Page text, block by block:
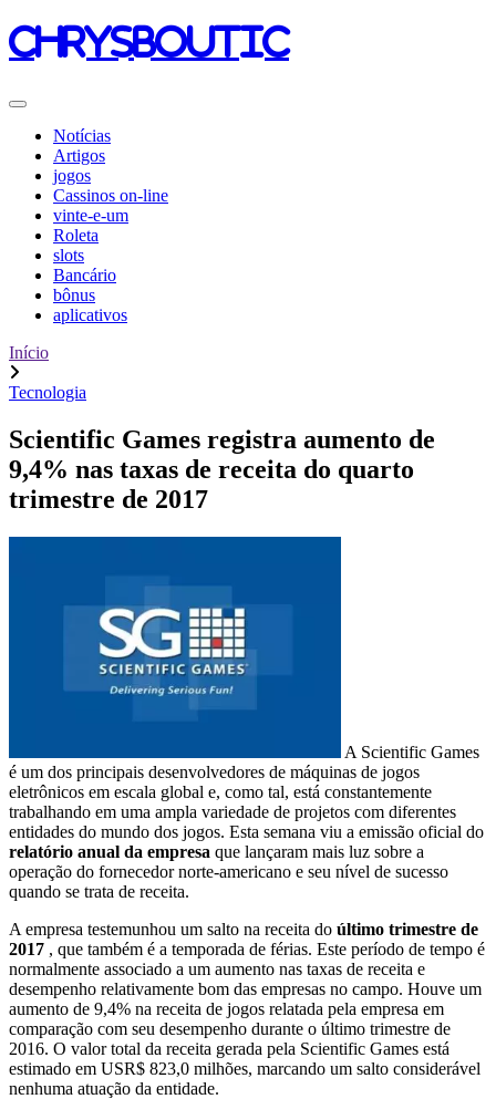
chrysboutic
Notícias
Artigos
jogos
Cassinos on-line
vinte-e-um
Roleta
slots
Bancário
bônus
aplicativos
Início
Tecnologia
Scientific Games registra aumento de
9,4% nas taxas de receita do quarto
trimestre de 2017
A Scientific Games
é um dos principais desenvolvedores de máquinas de jogos
eletrônicos em escala global e, como tal, está constantemente
trabalhando em uma ampla variedade de projetos com diferentes
entidades do mundo dos jogos. Esta semana viu a emissão oficial do
relatório anual da empresa que lançaram mais luz sobre a
operação do fornecedor norte-americano e seu nível de sucesso
quando se trata de receita.
A empresa testemunhou um salto na receita do último trimestre de
2017 , que também é a temporada de férias. Este período de tempo é
normalmente associado a um aumento nas taxas de receita e
desempenho relativamente bom das empresas no campo. Houve um
aumento de 9,4% na receita de jogos relatada pela empresa em
comparação com seu desempenho durante o último trimestre de
2016. O valor total da receita gerada pela Scientific Games está
estimado em USR$ 823,0 milhões, marcando um salto considerável
nenhuma atuação da entidade.